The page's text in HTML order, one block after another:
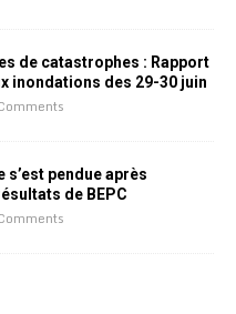
de catastrophes : Rapport
inondations des 29-30 juin
s’est pendue après
de BEPC